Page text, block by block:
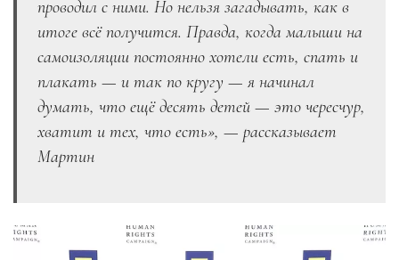
проводил с ними. Но нельзя загадывать, как в
итоге всё получится. Правда, когда малыши на
самоизоляции постоянно хотели есть, спать и
плакать — и так по кругу — я начинал
думать, что ещё десять детей — это чересчур,
хватит и тех, что есть», — рассказывает
Мартин